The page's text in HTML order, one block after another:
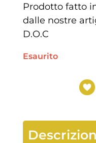
Prodotto fatto
dalle nostre
D.O.C
Esaurito